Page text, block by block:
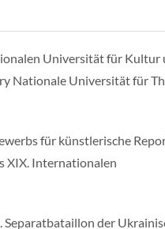
Universität für Kultur
Nationale Universität für
für künstlerische
XIX. Internationalen
der